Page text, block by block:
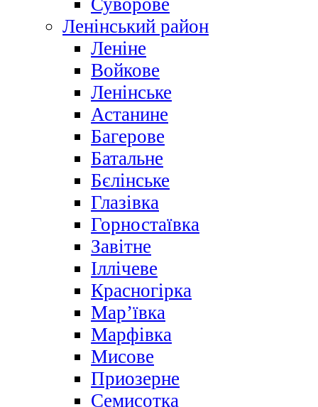
Суворове
Ленінський район
Леніне
Войкове
Ленінське
Астанине
Багерове
Батальне
Бєлінське
Глазівка
Горностаївка
Завітне
Іллічеве
Красногірка
Мар’ївка
Марфівка
Мисове
Приозерне
Семисотка